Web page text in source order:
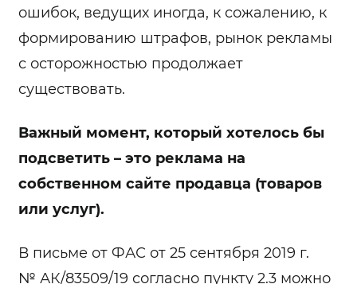
ошибок, ведущих иногда, к сожалению, к
формированию штрафов, рынок рекламы
с осторожностью продолжает
существовать.
Важный момент, который хотелось бы
подсветить – это реклама на
собственном сайте продавца (товаров
или услуг).
В письме от ФАС от 25 сентября 2019 г.
№ АК/83509/19 согласно пункту 2.3 можно